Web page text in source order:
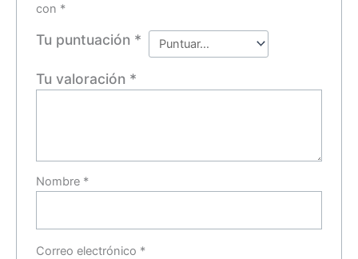
con *
Tu puntuación *
Tu valoración *
Nombre *
Correo electrónico *